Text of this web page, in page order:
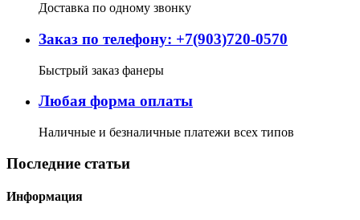
Доставка по одному звонку
Заказ по телефону: +7(903)720-0570
Быстрый заказ фанеры
Любая форма оплаты
Наличные и безналичные платежи всех типов
Последние статьи
Информация